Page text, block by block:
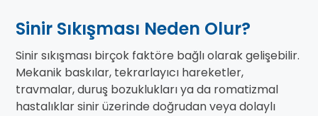
Sinir Sıkışması Neden Olur?
Sinir sıkışması birçok faktöre bağlı olarak gelişebilir.
Mekanik baskılar, tekrarlayıcı hareketler,
travmalar, duruş bozuklukları ya da romatizmal
hastalıklar sinir üzerinde doğrudan veya dolaylı